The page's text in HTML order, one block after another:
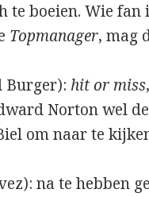
te boeien. Wie
Topmanager, mag
Burger): hit or miss
Norton wel
om naar te
na te hebben